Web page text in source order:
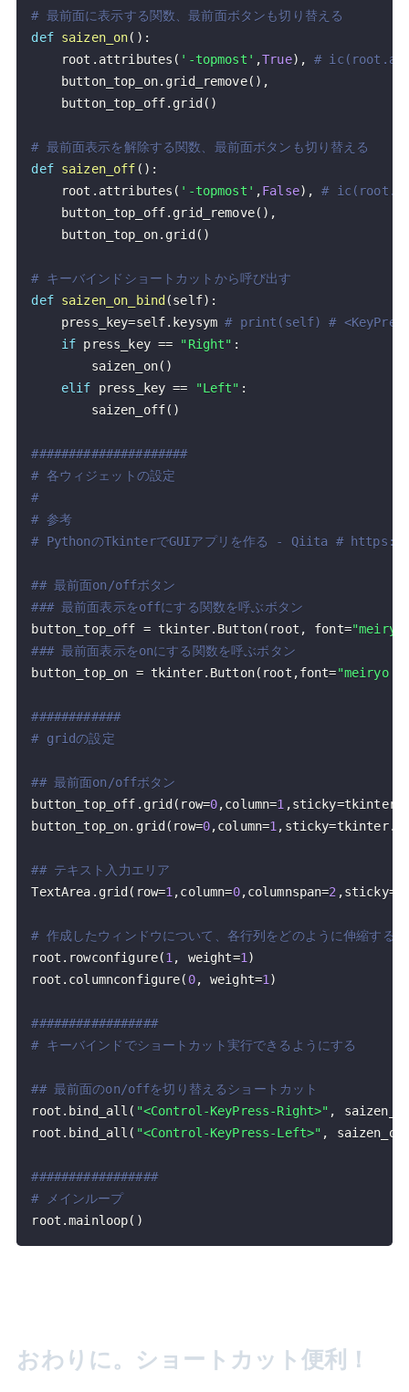
# 最前面に表示する関数、最前面ボタンも切り替える
def saizen_on( ) :
    root
. attributes ( '-topmost' ,True) ,
#
    button_top_on
. grid_remove( ) ,
    button_top_off
. grid ( )
# 最前面表示を解除する関数、最前面ボタンも切り替える
def saizen_off ( ) :
    root
. attributes ( '-topmost' ,False) ,
#
    button_top_off
. grid_remove( ) ,
    button_top_on
. grid ( )
# キーバインドショートカットから呼び出す
def saizen_on_bind (self) :
    press_key
=self. keysym # print(self) # <KeyPress
if press_key == "Right" :
        saizen_on
( )
elif press_key == "Left" :
        saizen_off
( )
#####################
# 各ウィジェットの設定
#
# 参考
# PythonのTkinterでGUIアプリを作る - Qiita #
## 最前面on/offボタン
### 最前面表示をoffにする関数を呼ぶボタン
button_top_off = tkinter. Button( root , font="meiryo
### 最前面表示をonにする関数を呼ぶボタン
button_top_on = tkinter. Button( root ,font="meiryo
############
# gridの設定
## 最前面on/offボタン
button_top_off . grid ( row=0,column=1 ,sticky=tkinter
button_top_on. grid ( row=0,column=1 , sticky=tkinter.
## テキスト入力エリア
TextArea . grid ( row=1 ,column=0,columnspan=2 ,sticky=
# 作成したウィンドウについて、各行列をどのように伸縮するか
root . rowconfigure(1 , weight=1 )
root . columnconfigure( 0, weight=1 )
#################
# キーバインドでショートカット実行できるようにする
## 最前面のon/offを切り替えるショートカット
root . bind_all ( "<Control-KeyPress-Right>" ,
root . bind_all ( "<Control-KeyPress-Left>" ,
#################
# メインループ
root .mainloop( )
おわりに。ショートカット便利！